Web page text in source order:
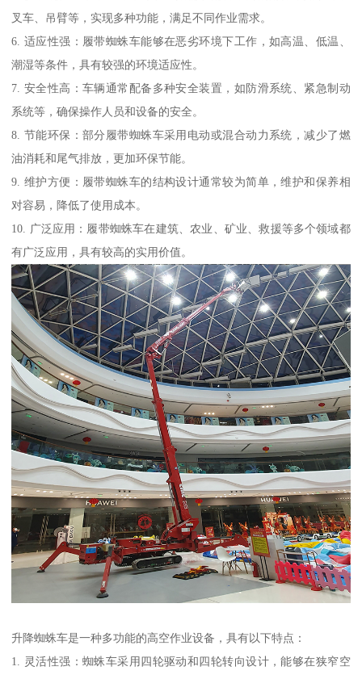
叉车、吊臂等，实现多种功能，满足不同作业需求。
6. 适应性强：履带蜘蛛车能够在恶劣环境下工作，如高温、低温、
潮湿等条件，具有较强的环境适应性。
7. 安全性高：车辆通常配备多种安全装置，如防滑系统、紧急制动
系统等，确保操作人员和设备的安全。
8. 节能环保：部分履带蜘蛛车采用电动或混合动力系统，减少了燃
油消耗和尾气排放，更加环保节能。
9. 维护方便：履带蜘蛛车的结构设计通常较为简单，维护和保养相
对容易，降低了使用成本。
10. 广泛应用：履带蜘蛛车在建筑、农业、矿业、救援等多个领域都
有广泛应用，具有较高的实用价值。
升降蜘蛛车是一种多功能的高空作业设备，具有以下特点：
1. 灵活性强：蜘蛛车采用四轮驱动和四轮转向设计，能够在狭窄空